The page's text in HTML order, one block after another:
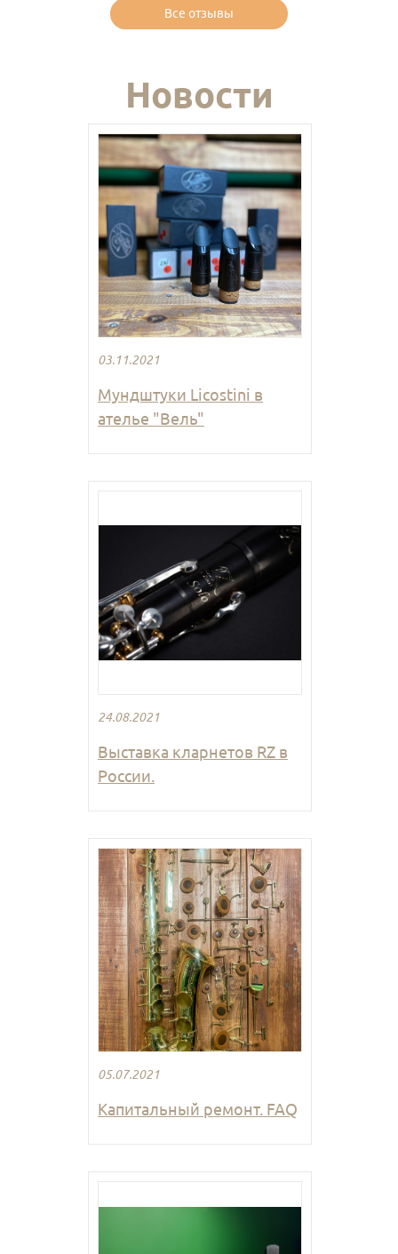
Все отзывы
Новости
03.11.2021
Мундштуки Licostini в
ателье "Вель"
24.08.2021
Выставка кларнетов RZ в
России.
05.07.2021
Капитальный ремонт. FAQ